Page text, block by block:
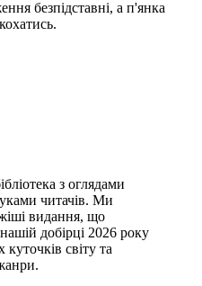
безпідставні, а п'янка
з оглядами
читачів. Ми
видання, що
добірці 2026 року
куточків світу та